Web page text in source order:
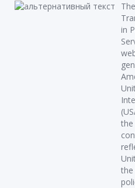
in
the
the